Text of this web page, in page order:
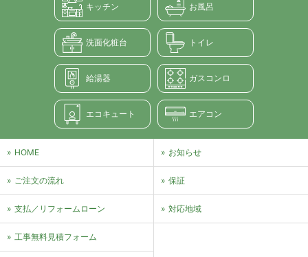
キッチン お風呂
洗面化粧台 トイレ
給湯器 ガスコンロ
エコキュート エアコン
HOME お知らせ
ご注文の流れ 保証
支払／リフォームローン 対応地域
⼯事無料⾒積フォーム